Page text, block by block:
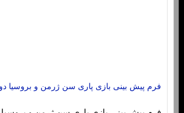
فرم پیش بینی بازی پاری سن ژرمن و بروسیا